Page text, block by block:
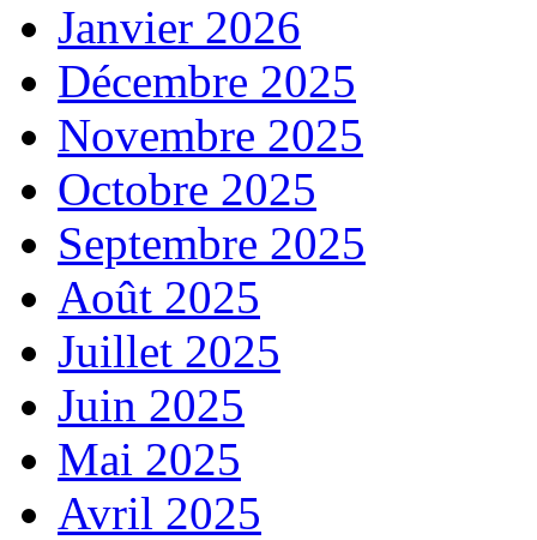
Janvier 2026
Décembre 2025
Novembre 2025
Octobre 2025
Septembre 2025
Août 2025
Juillet 2025
Juin 2025
Mai 2025
Avril 2025